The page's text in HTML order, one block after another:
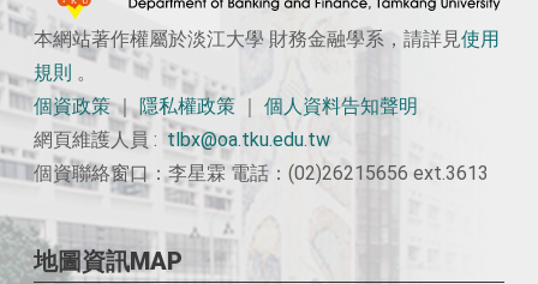
本網站著作權屬於淡江大學 財務金融學系，請詳見使用
規則 。
個資政策｜隱私權政策
個人資料告知聲明
網頁維護人員 :tlbx@oa.tku.edu.tw
個資聯絡窗口：李星霖 電話：(02)26215656 ext.3613
地圖資訊MAP